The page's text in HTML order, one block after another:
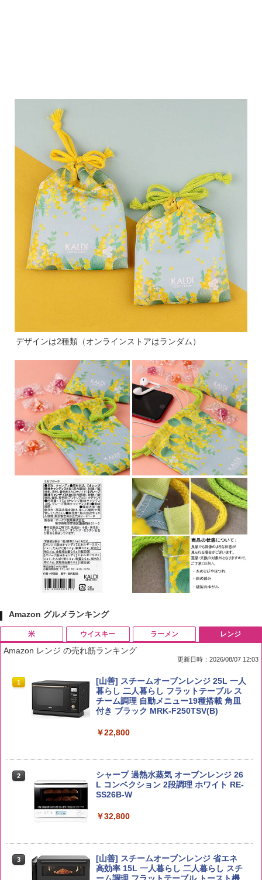
デザインは2種類（オンラインストアはランダム）
Amazon グルメランキング
米
1 by Amazon 国産ブレンド米 精米 5kg
￥2,650
5kg 長野県産 令和7年産
￥3,980
by Amazon あきたこまちブレンド 無洗
米 5kg
￥3,396
ウイスキー
1
ブラックニッカ ニッカ Nikka ウィスキ
ー4000ml ブラックニッカクリア ウヰス
キー 【日本 アサヒ ウィスキー】 大容量
お得 4リットル
￥4,356
2
角瓶 2700ml サントリー ウイスキー ハ
イボール 大容量
3
角ハイボール 350ml×24本 サントリー ウ
イスキー ハイボール 缶
ラーメン
1
チキンラーメン どんぶり 85g×12個 日清
食品 インスタント カップ麺
￥1,939
2
麺 小腹 インスタント アウトドアにも ロ
ーリングストック 大人買い おやつカン
パニー
￥1,451
3
カップヌードル レギュラー 日清食品 カ
ップ麺 78g×20個
レンジ
Amazon レンジ の売れ筋ランキング
更新日時：2026/08/07 12:03
1
[山善] スチームオーブンレンジ 25L 一人
暮らし 二人暮らし フラットテーブル ス
チーム調理 自動メニュー19種搭載 角皿
付き ブラック MRK-F250TSV(B)
￥22,800
2
シャープ 過熱水蒸気 オーブンレンジ 26
L コンベクション 2段調理 ホワイト RE-
SS26B-W
￥32,800
3
[山善] スチームオーブンレンジ 省エネ
高効率 15L 一人暮らし 二人暮らし スチ